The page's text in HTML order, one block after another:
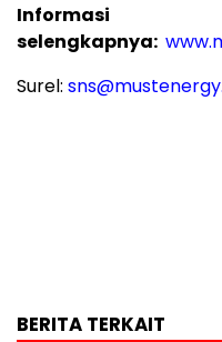
Informasi
selengkapnya:
Surel:
BERITA TERKAIT